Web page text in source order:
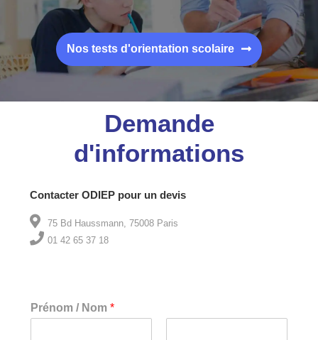
Nos tests d'orientation scolaire
Demande
d'informations
Contacter ODIEP pour un devis
75 Bd Haussmann, 75008 Paris
01 42 65 37 18
Prénom / Nom*